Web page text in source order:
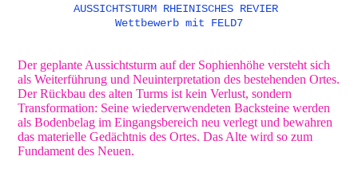
AUSSICHTSTURM RHEINISCHES REVIER
Wettbewerb mit FELD7
Der geplante Aussichtsturm auf der Sophienhöhe versteht sich
als Weiterführung und Neuinterpretation des bestehenden Ortes.
Der Rückbau des alten Turms ist kein Verlust, sondern
Transformation: Seine wiederverwendeten Backsteine werden
als Bodenbelag im Eingangsbereich neu verlegt und bewahren
das materielle Gedächtnis des Ortes. Das Alte wird so zum
Fundament des Neuen.